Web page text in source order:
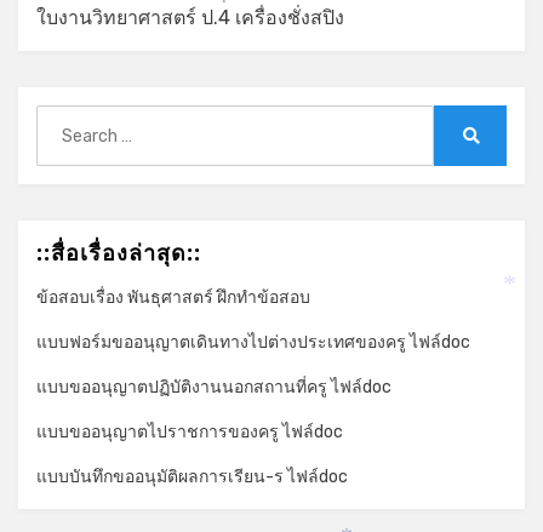
ใบงานวิทยาศาสตร์ ป.4 เครื่องชั่งสปิง
for:
::สื่อเรื่องล่าสุด::
ข้อสอบเรื่อง พันธุศาสตร์ ฝึกทำข้อสอบ
แบบฟอร์มขออนุญาตเดินทางไปต่างประเทศของครู ไฟล์doc
แบบขออนุญาตปฏิบัติงานนอกสถานที่ครู ไฟล์doc
แบบขออนุญาตไปราชการของครู ไฟล์doc
แบบบันทึกขออนุมัติผลการเรียน-ร ไฟล์doc
*